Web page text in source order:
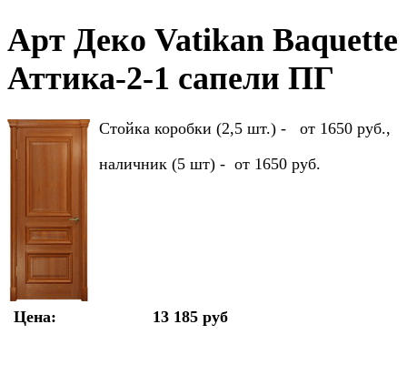
Арт Деко Vatikan Baquette
Аттика-2-1 сапели ПГ
Стойка коробки (2,5 шт.) - от 1650 руб.,
наличник (5 шт) - от 1650 руб.
Цена: 13 185 руб